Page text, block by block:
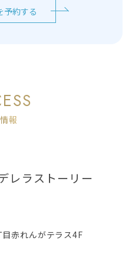
予約する
報
レラストーリー
赤れんがテラス4F